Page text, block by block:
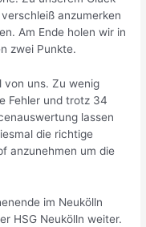
anzumerken
Am Ende holen wir in
zwei Punkte.
von uns. Zu wenig
Fehler und trotz 34
lassen
die richtige
anzunehmen um die
im Neukölln
HSG Neukölln weiter.